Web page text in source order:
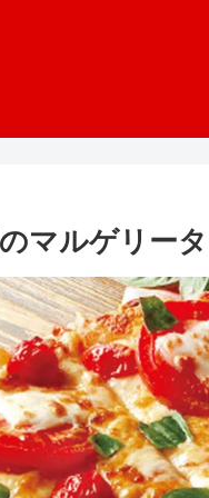
マルゲリー